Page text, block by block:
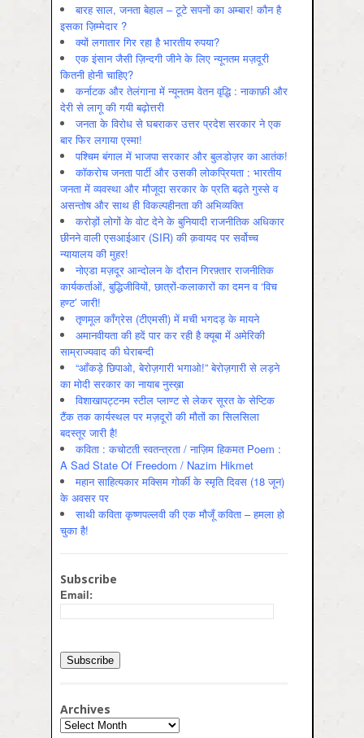
बारह साल, जनता बेहाल – टूटे सपनों का अम्बार! कौन है
इसका ज़िम्मेदार ?
क्यों लगातार गिर रहा है भारतीय रुपया?
एक इंसान जैसी ज़िन्दगी जीने के लिए न्यूनतम मज़दूरी
कितनी होनी चाहिए?
कर्नाटक और तेलंगाना में न्यूनतम वेतन वृद्धि : नाकाफ़ी और
देरी से लागू की गयी बढ़ोत्तरी
जनता के विरोध से घबराकर उत्तर प्रदेश सरकार ने एक
बार फिर लगाया एस्मा!
पश्चिम बंगाल में भाजपा सरकार और बुलडोज़र का आतंक!
कॉकरोच जनता पार्टी और उसकी लोकप्रियता : भारतीय
जनता में व्‍यवस्‍था और मौजूदा सरकार के प्रति बढ़ते गुस्‍से व
असन्‍तोष और साथ ही विकल्‍पहीनता की अभिव्‍यक्ति
करोड़ों लोगों के वोट देने के बुनियादी राजनीतिक अधिकार
छीनने वाली एसआईआर (SIR) की क़वायद पर सर्वोच्च
न्यायालय की मुहर!
नोएडा मज़दूर आन्दोलन के दौरान गिरफ़्तार राजनीतिक
कार्यकर्ताओं, बुद्धिजीवियों, छात्रों-कलाकारों का दमन व ‘विच
हण्ट’ जारी!
तृणमूल काँग्रेस (टीएमसी) में मची भगदड़ के मायने
अमानवीयता की हदें पार कर रही है क्यूबा में अमेरिकी
साम्राज्यवाद की घेराबन्दी
“आँकड़े छिपाओ, बेरोज़गारी भगाओ!” बेरोज़गारी से लड़ने
का मोदी सरकार का नायाब नुस्ख़ा
विशाखापट्टनम स्टील प्लाण्ट से लेकर सूरत के सेप्टिक
टैंक तक कार्यस्थल पर मज़दूरों की मौतों का सिलसिला
बदस्तूर जारी है!
कविता : कचोटती स्वतन्त्रता / नाज़िम हिकमत Poem :
A Sad State Of Freedom / Nazim Hikmet
महान साहित्यकार मक्सिम गोर्की के स्मृति दिवस (18 जून)
के अवसर पर
साथी कविता कृष्णपल्लवी की एक मौजूँ कविता – हमला हो
चुका है!
Subscribe
Email:
Archives
Archives